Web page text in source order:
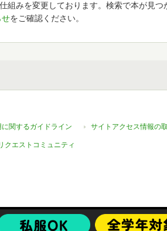
組みを変更しております。検索で本が見つ
せをご確認ください。
関するガイドライン サイトアクセス情報の
クエストコミュニティ